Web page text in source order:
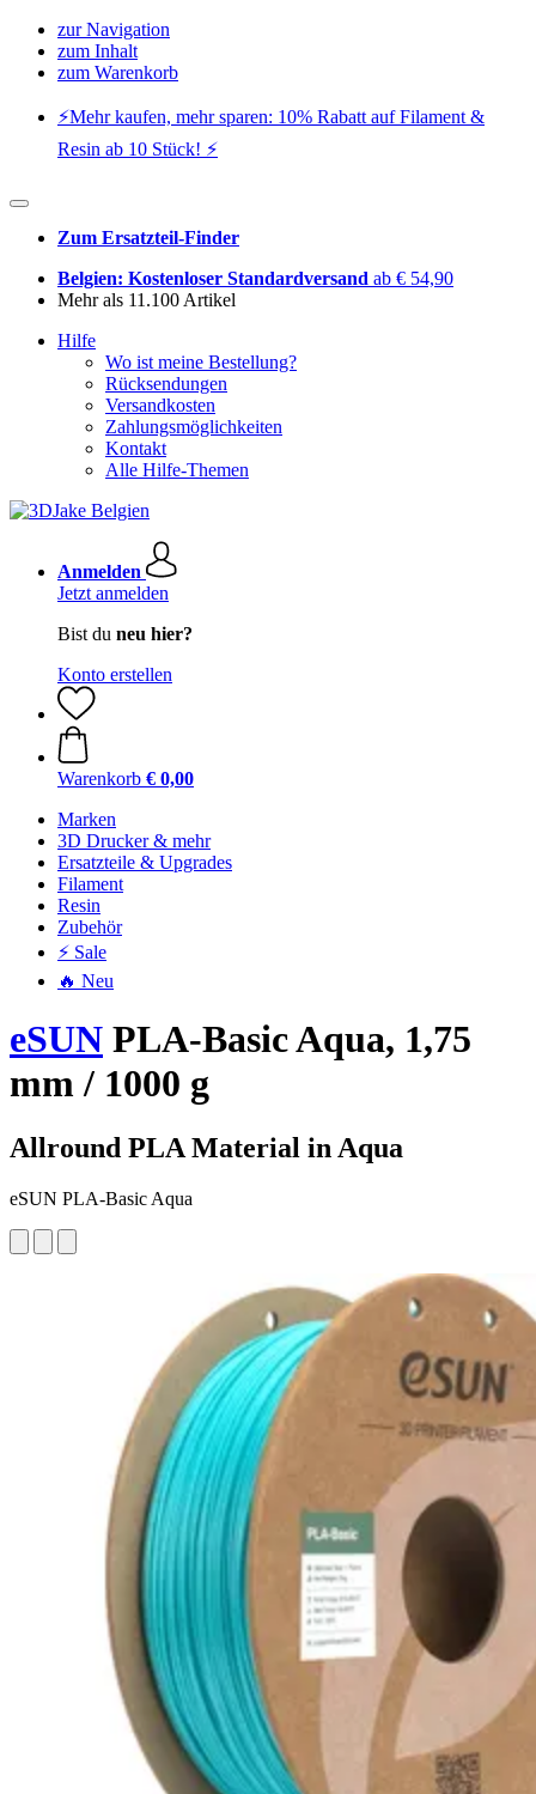
zur Navigation
zum Inhalt
zum Warenkorb
⚡️Mehr kaufen, mehr sparen: 10% Rabatt auf Filament &
Resin ab 10 Stück! ⚡️
Zum Ersatzteil-Finder
Belgien: Kostenloser Standardversand ab € 54,90
Mehr als 11.100 Artikel
Hilfe
Wo ist meine Bestellung?
Rücksendungen
Versandkosten
Zahlungsmöglichkeiten
Kontakt
Alle Hilfe-Themen
Anmelden
Jetzt anmelden
Bist du neu hier?
Konto erstellen
Warenkorb € 0,00
Marken
3D Drucker & mehr
Ersatzteile & Upgrades
Filament
Resin
Zubehör
⚡ Sale
🔥 Neu
eSUN PLA-Basic Aqua, 1,75
mm / 1000 g
Allround PLA Material in Aqua
eSUN PLA-Basic Aqua